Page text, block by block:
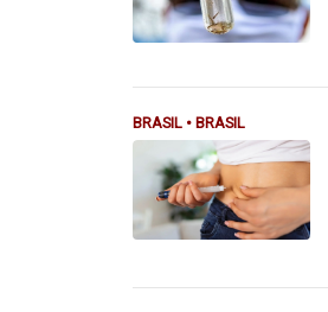
BRASIL • BRASIL